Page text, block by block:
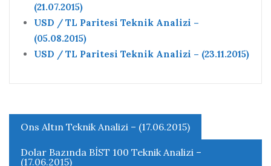
(21.07.2015)
USD / TL Paritesi Teknik Analizi –
(05.08.2015)
USD / TL Paritesi Teknik Analizi – (23.11.2015)
Yazı
gezinmesi
Ons Altın Teknik Analizi – (17.06.2015)
Dolar Bazında BİST 100 Teknik Analizi –
(17.06.2015)